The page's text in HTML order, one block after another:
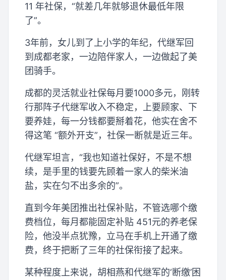
11 年社保，“就差几年就够退休最低年限
了”。
3年前，女儿到了上小学的年纪，代继军回
到成都老家，一边陪伴家人，一边做起了美
团骑手。
成都的灵活就业社保每月要1000多元，刚转
行那阵子代继军收入不稳定，上要顾家、下
要养娃，每一分钱都要掰着花，他实在舍不
得这笔 “额外开支”，社保一断就是近三年。
代继军坦言，“我也知道社保好，不是不想
续，是手里的钱要先顾着一家人的柴米油
盐，实在匀不出多余的”。
直到今年美团推出社保补贴，不管选哪个缴
费档位，每月都能固定补贴 451元的养老保
险，他没半点犹豫，立马在手机上开通了缴
费，终于把断了三年的社保衔接了起来。
某种程度上来说，胡相燕和代继军的‘断缴’困